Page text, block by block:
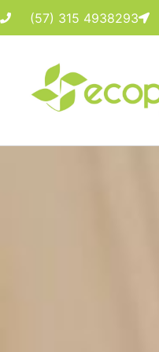
(57) 315 4938293